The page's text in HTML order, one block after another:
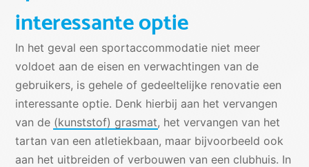
interessante optie
In het geval een sportaccommodatie niet meer
voldoet aan de eisen en verwachtingen van de
gebruikers, is gehele of gedeeltelijke renovatie een
interessante optie. Denk hierbij aan het vervangen
van de (kunststof) grasmat, het vervangen van het
tartan van een atletiekbaan, maar bijvoorbeeld ook
aan het uitbreiden of verbouwen van een clubhuis. In